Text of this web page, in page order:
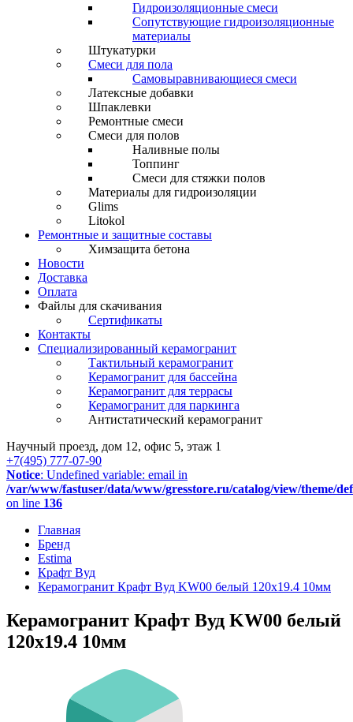
Гидроизоляционные смеси
Сопутствующие гидроизоляционные
материалы
Штукатурки
Смеси для пола
Самовыравнивающиеся смеси
Латексные добавки
Шпаклевки
Ремонтные смеси
Смеси для полов
Наливные полы
Топпинг
Смеси для стяжки полов
Материалы для гидроизоляции
Glims
Litokol
Ремонтные и защитные составы
Химзащита бетона
Новости
Доставка
Оплата
Файлы для скачивания
Сертификаты
Контакты
Специализированный керамогранит
Тактильный керамогранит
Керамогранит для бассейна
Керамогранит для террасы
Керамогранит для паркинга
Антистатический керамогранит
Научный проезд, дом 12, офис 5, этаж 1
+7(495) 777-07-90
Notice: Undefined variable: email in
/var/www/fastuser/data/www/gresstore.ru/catalog/view/theme/
on line 136
Главная
Бренд
Estima
Крафт Вуд
Керамогранит Крафт Вуд KW00 белый 120x19.4 10мм
Керамогранит Крафт Вуд KW00 белый
120x19.4 10мм